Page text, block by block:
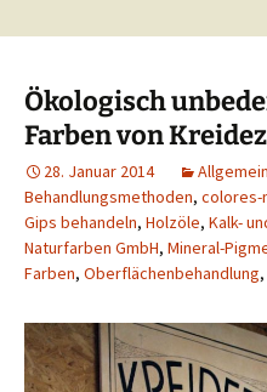
Ökologisch
Farben von
28. Januar 2014 Allgemein
Behandlungsmethoden, colores-
Gips behandeln, Holzöle, Kalk-
Naturfarben GmbH, Mineral-
Farben, Oberflächenbehandlung,